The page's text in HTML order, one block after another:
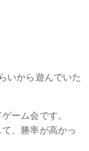
いから遊んでいた
ーム会です。
、勝率が高かっ